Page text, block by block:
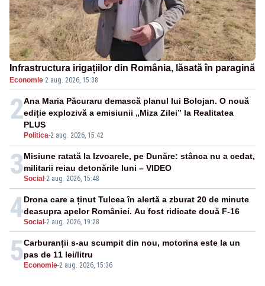
Infrastructura irigațiilor din România, lăsată în paragină
Economie·2 aug. 2026, 15:38
2
Politica-2 aug. 2026, 15:42
Ana Maria Păcuraru demască planul lui Bolojan. O nouă
ediție explozivă a emisiunii „Miza Zilei” la Realitatea
PLUS
3Social -2 aug. 2026, 15:48
Misiune ratată la Izvoarele, pe Dunăre: stânca nu a cedat,
militarii reiau detonările luni – VIDEO
4Social -2 aug. 2026, 19:28
Drona care a ținut Tulcea în alertă a zburat 20 de minute
deasupra apelor României. Au fost ridicate două F-16
5 Economie-2 aug. 2026, 15:36
Carburanții s-au scumpit din nou, motorina este la un
pas de 11 lei/litru